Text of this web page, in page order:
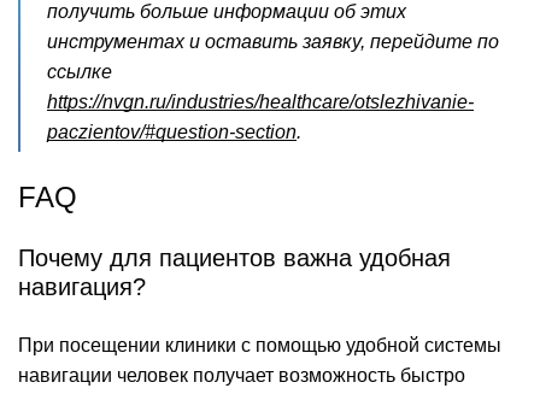
получить больше информации об этих
инструментах и оставить заявку, перейдите по
ссылке
https://nvgn.ru/industries/healthcare/otslezhivanie-
paczientov/#question-section.
FAQ
Почему для пациентов важна удобная
навигация?
При посещении клиники с помощью удобной системы
навигации человек получает возможность быстро